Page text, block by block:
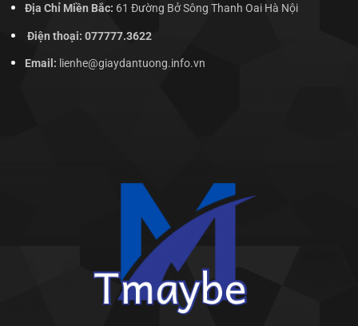
Địa Chỉ Miền Bắc: 61 Đường Bở Sông Thanh Oai Hà Nội
Điện thoại: 077777.3622
Email: lienhe@giaydantuong.info.vn